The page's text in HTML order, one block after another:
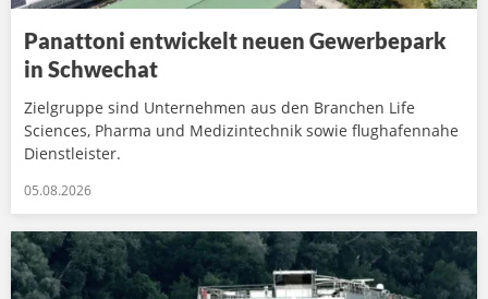
Panattoni entwickelt neuen Gewerbepark
in Schwechat
Zielgruppe sind Unternehmen aus den Branchen Life
Sciences, Pharma und Medizintechnik sowie flughafennahe
Dienstleister.
05.08.2026